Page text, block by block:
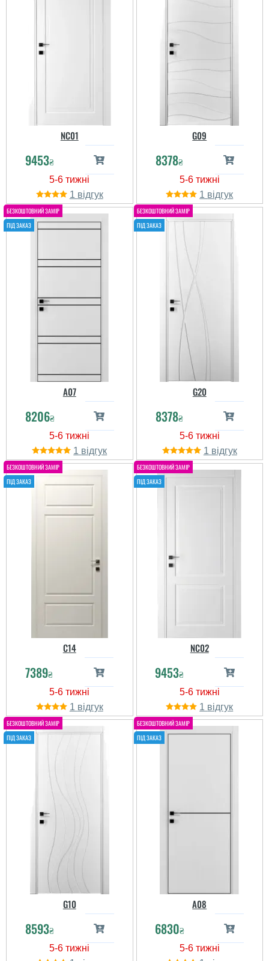
NC01
9453₴
1
G09
8378₴
1
A07
8206₴
1
G20
8378₴
1
C14
7389₴
1
NC02
9453₴
1
G10
8593₴
A08
6830₴